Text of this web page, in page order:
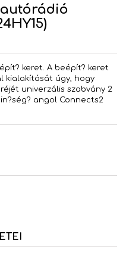
autórádió
keret. A beépít? keret
kialakítását úgy, hogy
univerzális szabvány 2
angol Connects2